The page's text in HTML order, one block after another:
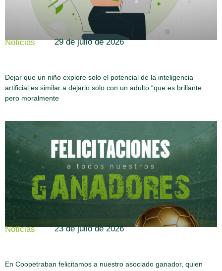
Noticias
Dejar que un niño explore solo el potencial de la inteligencia
artificial es similar a dejarlo solo con un adulto “que es brillante
pero moralmente
29 de julio de 2026
Noticias
En Coopetraban felicitamos a nuestro asociado ganador, quien
23 de julio de 2026